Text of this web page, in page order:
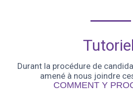
Durant la procédure de
amené à nous joindre
COMMENT Y